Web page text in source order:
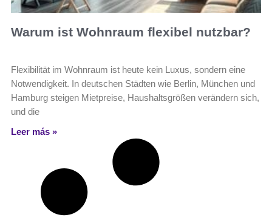
Warum ist Wohnraum flexibel nutzbar?
Flexibilität im Wohnraum ist heute kein Luxus, sondern eine
Notwendigkeit. In deutschen Städten wie Berlin, München und
Hamburg steigen Mietpreise, Haushaltsgrößen verändern sich,
und die
Leer más »